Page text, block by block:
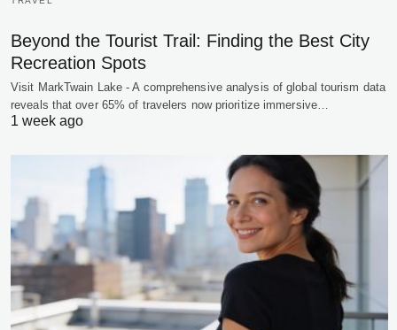
Beyond the Tourist Trail: Finding the Best City
Recreation Spots
Visit MarkTwain Lake - A comprehensive analysis of global tourism data
reveals that over 65% of travelers now prioritize immersive…
1 week ago